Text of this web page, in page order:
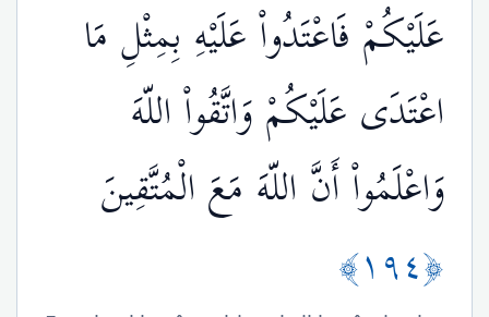
عَلَيْكُمْ فَاعْتَدُواْ عَلَيْهِ بِمِثْلِ مَا
اعْتَدَى عَلَيْكُمْ وَاتَّقُواْ اللّهَ
وَاعْلَمُواْ أَنَّ اللّهَ مَعَ الْمُتَّقِينَ
﴿١٩٤﴾